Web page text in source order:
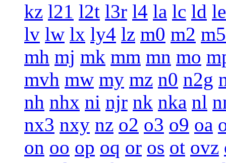
kz l21 l2t l3r l4 la lc ld le
lv lw lx ly4 lz m0 m2
mh mj mk mm mn mo
mvh mw my mz n0 n2g
nh nhx ni njr nk nka nl
nx3 nxy nz o2 o3 o9 oa
on oo op oq or os ot ovz